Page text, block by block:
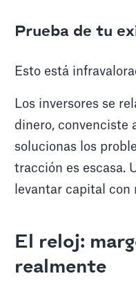
Prueba de tu
Esto está
Los inversores se
dinero, convenciste
solucionas los
tracción es escasa.
levantar capital
El reloj:
realmente